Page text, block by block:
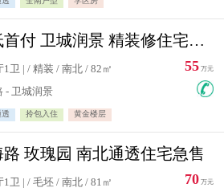
超低首付 卫城润景 精装修住宅急售 可公积金贷款
1卫 | / 精装 / 南北 / 82㎡
- 卫城润景
拎包入住 黄金楼层
55 万元
路 玫瑰园 南北通透住宅急售
1卫 | / 毛坯 / 南北 / 81㎡
70 万元